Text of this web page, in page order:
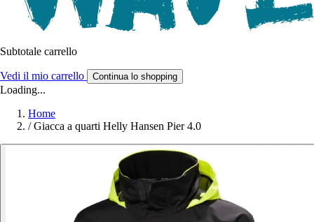
Subtotale carrello
Vedi il mio carrello Continua lo shopping
Loading...
Home
/ Giacca a quarti Helly Hansen Pier 4.0